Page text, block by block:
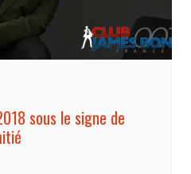
sous le signe de